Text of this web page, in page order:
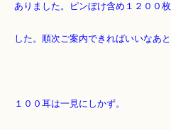
ありました。ピンぼけ含め１２００
した。順次ご案内できればいいなあと
１００耳は一見にしかず。